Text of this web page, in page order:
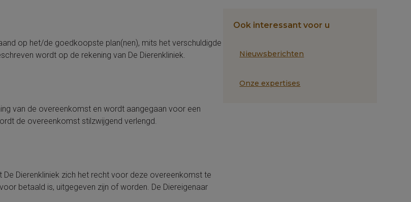
op het/de goedkoopste plan(nen), mits het verschuldigde
wordt op de rekening van De Dierenkliniek.
van de overeenkomst en wordt aangegaan voor een
de overeenkomst stilzwijgend verlengd.
Dierenkliniek zich het recht voor deze overeenkomst te
betaald is, uitgegeven zijn of worden. De Diereigenaar
Ook interessant voor u
Nieuwsberichten
Onze expertises